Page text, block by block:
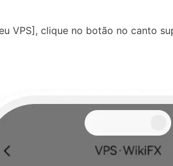
clique no botão no canto